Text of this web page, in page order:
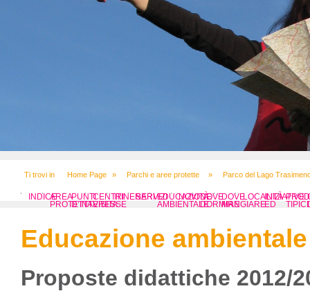
Ti trovi in Home Page » Parchi e aree protette » Parco del Lago
INDICEAREA
PROTETTA
PUNTI
D’INTERESSE
CENTRI
VISITA
ITINERARI
SERVIZIEDUCAZIONE
AMBIENTALE
NOVITÀDOVE
DORMIRE
DOVE
MANGIARE
LOCALITÀINIZIATIVE
ED TIPICI
Educazione ambientale
Proposte didattiche 2012/